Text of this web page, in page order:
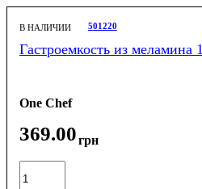
В НАЛИЧИИ 501220
Гастроемкость из меламина
One Chef
369.00грн